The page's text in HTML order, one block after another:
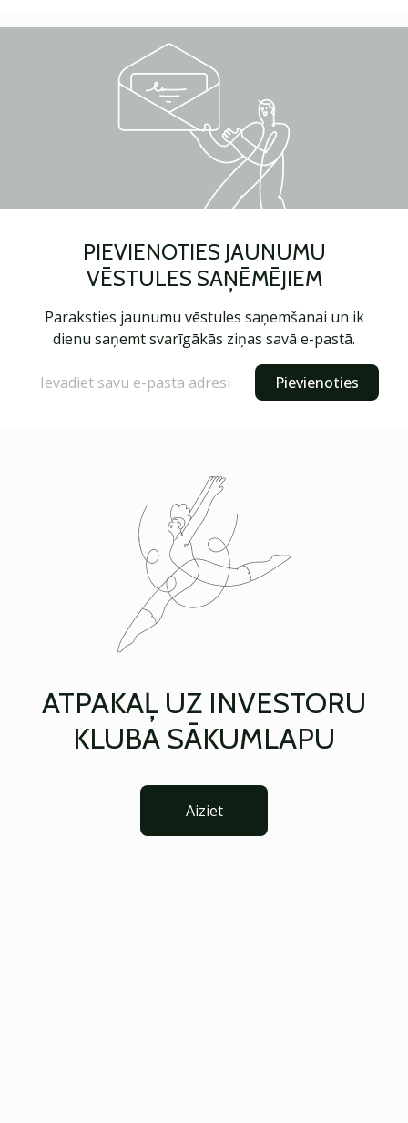
PIEVIENOTIES JAUNUMU
VĒSTULES SAŅĒMĒJIEM
Paraksties jaunumu vēstules saņemšanai un ik
dienu saņemt svarīgākās ziņas savā e-pastā.
Pievienoties
ATPAKAĻ UZ INVESTORU
KLUBA SĀKUMLAPU
Aiziet